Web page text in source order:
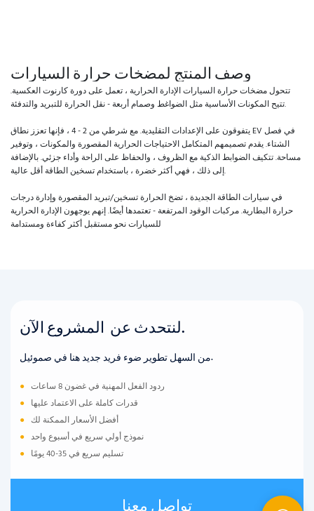
وصف المنتج لمضخات حرارة السيارات
تتحول مضخات حرارة السيارات الإدارة الحرارية ، تعمل على دورة كارنوت العكسية.
تتيح المكونات الأساسية مثل الضواغط وصمام أربعة - نقل الحرارة للتبريد والتدفئة.
يتفوقون على الإعدادات التقليدية. مع شرطي من 2 - 4 ، فإنها تعزز نطاق EV في فصل
الشتاء. يقدم تصميمهم المتكامل الاحتياجات الحرارية المقصورة والمكونات ، وتوفير
مساحة. تتكيف الضوابط الذكية مع الظروف ، والحفاظ على الراحة وأداء جزئي. بالإضافة
إلى ذلك ، فهي أكثر خضرة ، باستخدام تسخين الطاقة أقل عالية.
في سيارات الطاقة الجديدة ، تضخ الحرارة تسخين/تبريد المقصورة وإدارة درجات
حرارة البطارية. مركبات الوقود المرتفعة - تعتمدها أيضًا. إنهم يوجهون الإدارة الحرارية
للسيارات نحو مستقبل أكثر كفاءة ومستدامة
لنتحدث عن المشروع الآن.
من السهل تطوير ضوء فريد جديد هنا في صموئيل.
●
ردود الفعل المهنية في غضون 8 ساعات
● قدرات كاملة على الاعتماد عليها
● أفضل الأسعار الممكنة لك
● نموذج أولي سريع في أسبوع واحد
●
تسليم سريع في 35-40 يومًا
تواصل معنا